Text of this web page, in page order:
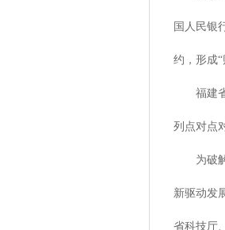
国人民银
约，形成“
福建省
列点对点
为破解
新驱动发
省科技厅